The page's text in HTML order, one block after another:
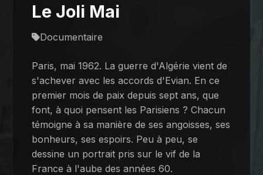
Le Joli Mai
Documentaire
Paris, mai 1962. La guerre d'Algérie vient de
s'achever avec les accords d'Evian. En ce
premier mois de paix depuis sept ans, que
font, à quoi pensent les Parisiens ? Chacun
témoigne à sa manière de ses angoisses, ses
bonheurs, ses espoirs. Peu à peu, se
dessine un portrait pris sur le vif de la
France à l'aube des années 60.